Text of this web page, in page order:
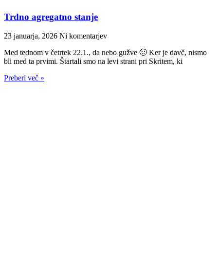
Trdno agregatno stanje
23 januarja, 2026 Ni komentarjev
Med tednom v četrtek 22.1., da nebo gužve 🙂 Ker je davč, nismo
bli med ta prvimi. Štartali smo na levi strani pri Skritem, ki
Preberi več »